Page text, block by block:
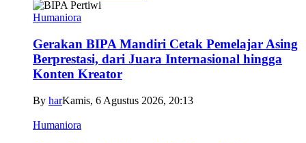
Humaniora
Gerakan BIPA Mandiri Cetak Pemelajar Asing
Berprestasi, dari Juara Internasional hingga
Konten Kreator
By harKamis, 6 Agustus 2026, 20:13
Humaniora